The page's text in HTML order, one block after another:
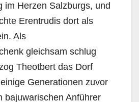
im Herzen Salzburgs, und
Erentrudis dort als
Als
gleichsam schlug
Theotbert das Dorf
Generationen zuvor
bajuwarischen Anführer